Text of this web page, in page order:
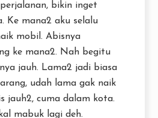
bikin inget
Ke mana2 aku selalu
mobil. Abisnya
ke mana2. Nah begitu
jauh. Lama2 jadi biasa
udah lama gak naik
jauh2, cuma dalam kota.
mabuk lagi deh.